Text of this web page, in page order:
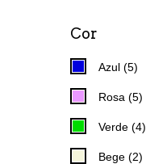
Cor
Azul (5)
Rosa (5)
Verde (4)
Bege (2)